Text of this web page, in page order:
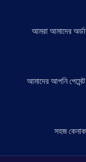
আমরা আমাদের
আমাদের আপনি
সহজ